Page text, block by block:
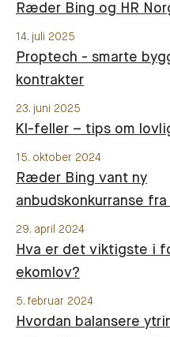
Ræder Bing og HR
14. juli 2025
Proptech - smarte
kontrakter
23. juni 2025
KI-feller – tips om
15. oktober 2024
Ræder Bing vant ny
anbudskonkurranse fra
29. april 2024
Hva er det viktigste i
ekomlov?
5. februar 2024
Hvordan balansere